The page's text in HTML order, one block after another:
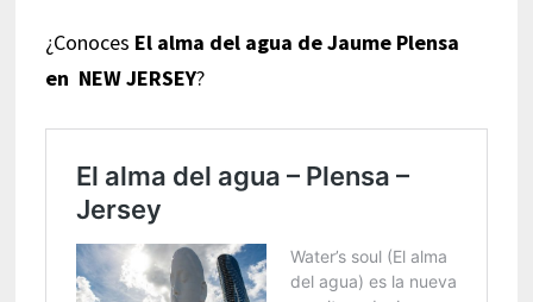
¿Conoces El alma del agua de Jaume Plensa
en NEW JERSEY?